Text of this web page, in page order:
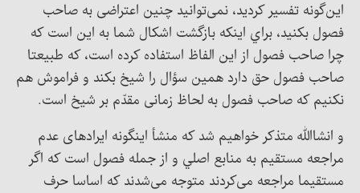
این‌گونه تفسیر کرديد، نمی‌توانید چنین اعتراضی به صاحب
فصول بکنید، براي اينکه بازگشت اشکال شما به این است که
چرا صاحب فصول از این الفاظ استفاده کرده است، که طبیعتا
صاحب فصول حق دارد همین سؤال را شیخ بکند و فراموش هم
نکنیم که صاحب فصول به لحاظ زمانی مقدّم بر شیخ است.
و انشاالله متذکر خواهيم شد که منشأ اینگونه ایرادهای عدم
مراجعه مستقیم به منابع اصلي و از جمله فصول است که اگر
مستقیما مراجعه می‌کردند متوجه می‌شدند که اساسا حرف